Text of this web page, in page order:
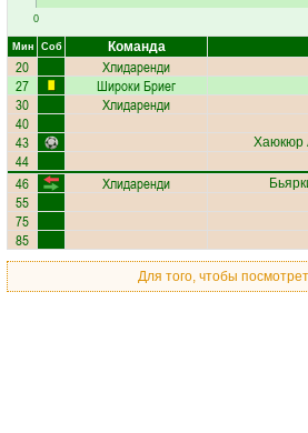
0
Мин Соб Команда
20 Хлидаренди
27 Широки Бриег
30 Хлидаренди
40
43 Хаюкюр
44
46 Хлидаренди
55
75
85
Для того, чтобы